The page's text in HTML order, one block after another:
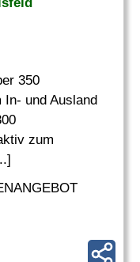
350
In- und Ausland
zum